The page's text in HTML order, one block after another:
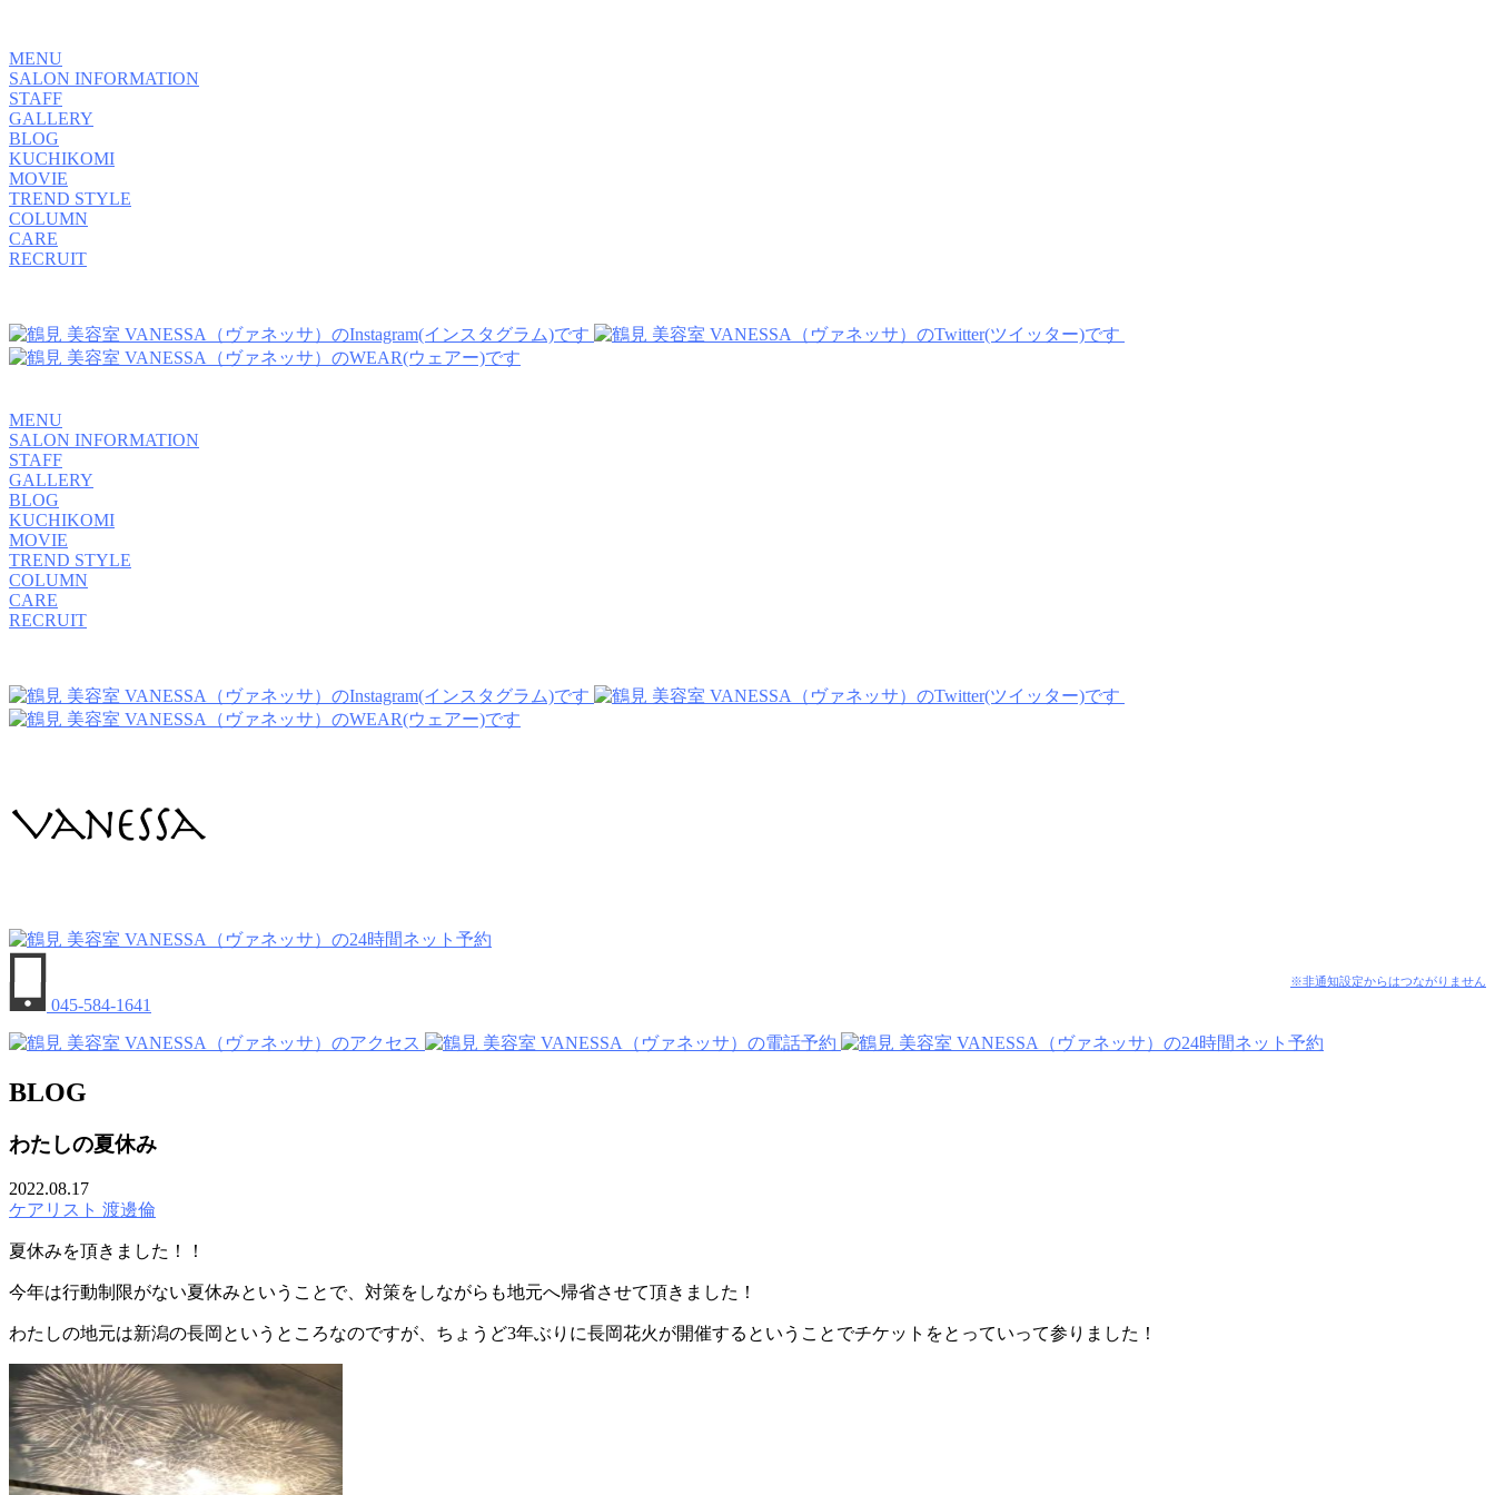
MENU
SALON INFORMATION
STAFF
GALLERY
BLOG
KUCHIKOMI
MOVIE
TREND STYLE
COLUMN
CARE
RECRUIT
MENU
SALON INFORMATION
STAFF
GALLERY
BLOG
KUCHIKOMI
MOVIE
TREND STYLE
COLUMN
CARE
RECRUIT
045-584-1641
※非通知設定からはつながりません
BLOG
わたしの夏休み
2022.08.17
ケアリスト 渡邊倫
夏休みを頂きました！！
今年は行動制限がない夏休みということで、対策をしながらも地元へ帰省させて頂きました！
わたしの地元は新潟の長岡というところなのですが、ちょうど3年ぶりに長岡花火が開催するということでチケットをとっていって参りました！